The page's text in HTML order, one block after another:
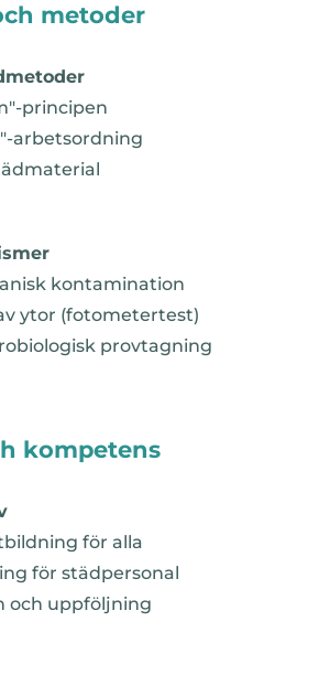
metoder
principen
arbetsordning
kontamination
ytor (fotometertest)
provtagning
kompetens
för alla
för städpersonal
och uppföljning